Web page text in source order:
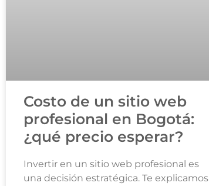
Costo de un sitio web
profesional en Bogotá:
¿qué precio esperar?
Invertir en un sitio web profesional es
una decisión estratégica. Te explicamos